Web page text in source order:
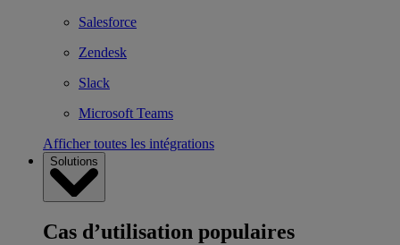
Salesforce
Zendesk
Slack
Microsoft Teams
Afficher toutes les intégrations
Solutions
Cas d’utilisation populaires